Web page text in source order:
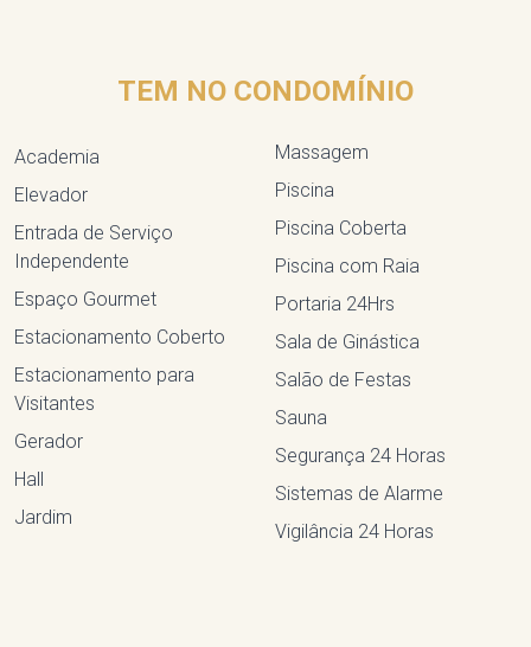
TEM NO CONDOMÍNIO
Academia
Elevador
Entrada de Serviço
Independente
Espaço Gourmet
Estacionamento Coberto
Estacionamento para
Visitantes
Gerador
Hall
Jardim
Massagem
Piscina
Piscina Coberta
Piscina com Raia
Portaria 24Hrs
Sala de Ginástica
Salão de Festas
Sauna
Segurança 24 Horas
Sistemas de Alarme
Vigilância 24 Horas